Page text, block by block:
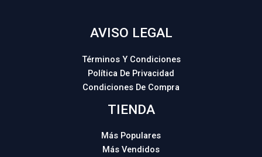
AVISO LEGAL
Términos Y Condiciones
Política De Privacidad
Condiciones De Compra
TIENDA
Más Populares
Más Vendidos